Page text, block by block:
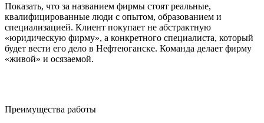
Показать, что за названием фирмы стоят реальные,
квалифицированные люди с опытом, образованием и
специализацией. Клиент покупает не абстрактную
«юридическую фирму», а конкретного специалиста, который
будет вести его дело в Нефтеюганске. Команда делает фирму
«живой» и осязаемой.
Преимущества работы